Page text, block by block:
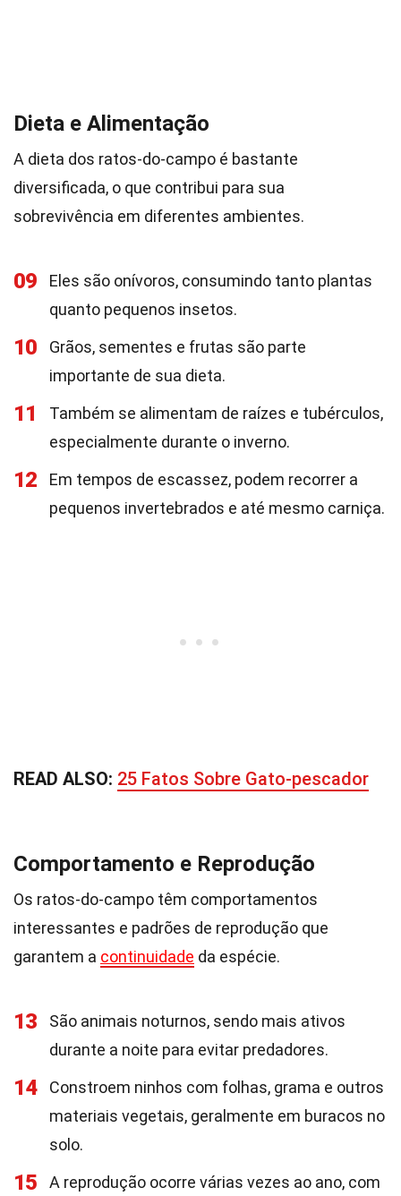
Dieta e Alimentação
A dieta dos ratos-do-campo é bastante
diversificada, o que contribui para sua
sobrevivência em diferentes ambientes.
09
Eles são onívoros, consumindo tanto plantas
quanto pequenos insetos.
10
Grãos, sementes e frutas são parte
importante de sua dieta.
11
Também se alimentam de raízes e tubérculos,
especialmente durante o inverno.
12
Em tempos de escassez, podem recorrer a
pequenos invertebrados e até mesmo carniça.
READ ALSO: 25 Fatos Sobre Gato-pescador
Comportamento e Reprodução
Os ratos-do-campo têm comportamentos
interessantes e padrões de reprodução que
garantem a continuidade da espécie.
13
São animais noturnos, sendo mais ativos
durante a noite para evitar predadores.
14
Constroem ninhos com folhas, grama e outros
materiais vegetais, geralmente em buracos no
solo.
15
A reprodução ocorre várias vezes ao ano, com